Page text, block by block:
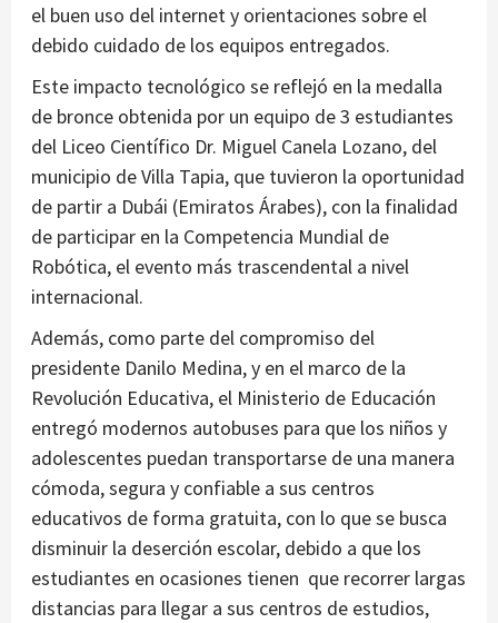
el buen uso del internet y orientaciones sobre el
debido cuidado de los equipos entregados.
Este impacto tecnológico se reflejó en la medalla
de bronce obtenida por un equipo de 3 estudiantes
del Liceo Científico Dr. Miguel Canela Lozano, del
municipio de Villa Tapia, que tuvieron la oportunidad
de partir a Dubái (Emiratos Árabes), con la finalidad
de participar en la Competencia Mundial de
Robótica, el evento más trascendental a nivel
internacional.
Además, como parte del compromiso del
presidente Danilo Medina, y en el marco de la
Revolución Educativa, el Ministerio de Educación
entregó modernos autobuses para que los niños y
adolescentes puedan transportarse de una manera
cómoda, segura y confiable a sus centros
educativos de forma gratuita, con lo que se busca
disminuir la deserción escolar, debido a que los
estudiantes en ocasiones tienen que recorrer largas
distancias para llegar a sus centros de estudios,